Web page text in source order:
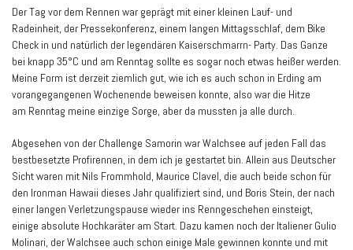
Der Tag vor dem Rennen war geprägt mit einer kleinen Lauf- und
Radeinheit, der Pressekonferenz, einem langen Mittagsschlaf, dem Bike
Check in und natürlich der legendären Kaiserschmarrn- Party. Das Ganze
bei knapp 35°C und am Renntag sollte es sogar noch etwas heißer werden.
Meine Form ist derzeit ziemlich gut, wie ich es auch schon in Erding am
vorangegangenen Wochenende beweisen konnte, also war die Hitze
am Renntag meine einzige Sorge, aber da mussten ja alle durch.
Abgesehen von der Challenge Samorin war Walchsee auf jeden Fall das
bestbesetzte Profirennen, in dem ich je gestartet bin. Allein aus Deutscher
Sicht waren mit Nils Frommhold, Maurice Clavel, die auch beide schon für
den Ironman Hawaii dieses Jahr qualifiziert sind, und Boris Stein, der nach
einer langen Verletzungspause wieder ins Renngeschehen einsteigt,
einige absolute Hochkaräter am Start. Dazu kamen noch der Italiener Gulio
Molinari, der Walchsee auch schon einige Male gewinnen konnte und mit